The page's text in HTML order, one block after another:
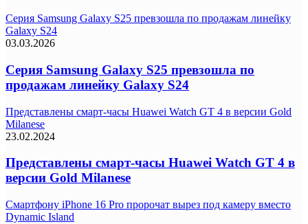
Серия Samsung Galaxy S25 превзошла по продажам линейку
Galaxy S24
03.03.2026
Серия Samsung Galaxy S25 превзошла по
продажам линейку Galaxy S24
Представлены смарт-часы Huawei Watch GT 4 в версии Gold
Milanese
23.02.2024
Представлены смарт-часы Huawei Watch GT 4 в
версии Gold Milanese
Смартфону iPhone 16 Pro пророчат вырез под камеру вместо
Dynamic Island